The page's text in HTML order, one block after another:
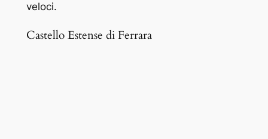
veloci.
Castello Estense di Ferrara